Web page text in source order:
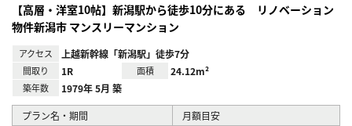
【高層・洋室10帖】新潟駅から徒歩10分にある リノベーション
物件新潟市 マンスリーマンション
アクセス 上越新幹線「新潟駅」徒歩7分
間取り 1R 面積 24.12m²
築年数 1979年 5月 築
プラン名・期間 月額目安